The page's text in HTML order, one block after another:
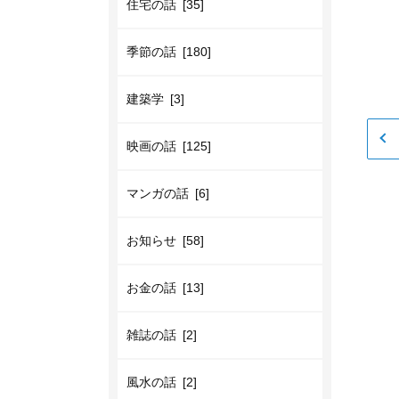
住宅の話 [35]
季節の話 [180]
建築学 [3]
映画の話 [125]
マンガの話 [6]
お知らせ [58]
お金の話 [13]
雑誌の話 [2]
風水の話 [2]